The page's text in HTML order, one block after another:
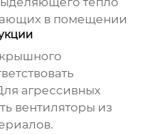
в помещении
крышного
агрессивных
вентиляторы из